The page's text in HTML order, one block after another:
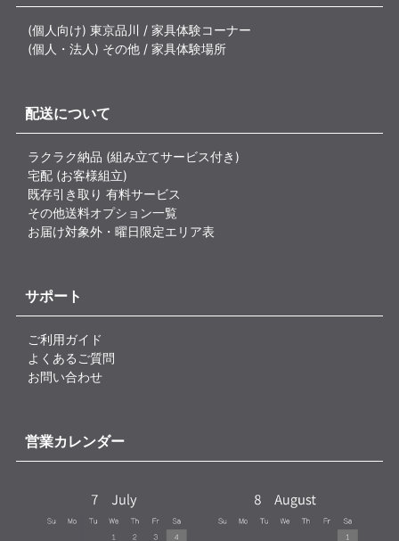
(個人向け) 東京品川 / 家具体験コーナー
(個人・法人) その他 / 家具体験場所
配送について
ラクラク納品 (組み立てサービス付き)
宅配 (お客様組立)
既存引き取り 有料サービス
その他送料オプション一覧
お届け対象外・曜日限定エリア表
サポート
ご利用ガイド
よくあるご質問
お問い合わせ
営業カレンダー